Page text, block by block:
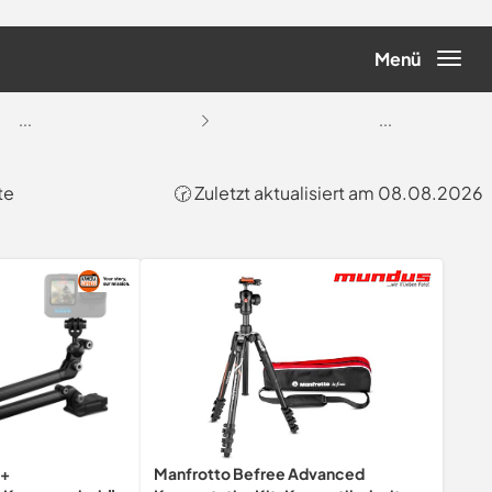
Menü
... ...
🕝 Zuletzt aktualisiert am 08.08.2026
Manfrotto Befree Advanced